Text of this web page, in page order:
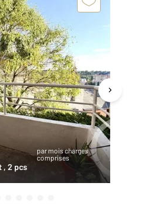
par mois charges
comprises
, 2 pcs